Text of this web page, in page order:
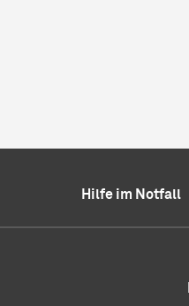
Hilfe im Notfall